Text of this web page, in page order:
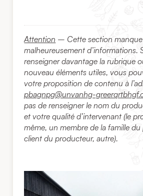
Attention – Cette section manque
malheureusement d’informations.
renseigner davantage la rubrique
nouveau éléments utiles, vous
votre proposition de contenu à
pbagnpg@unvanhg-
pas de renseigner le nom du
et votre qualité d’intervenant (le
même, un membre de la famille
client du producteur, autre).